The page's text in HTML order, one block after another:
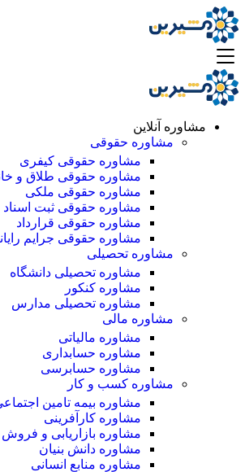
مشاوره آنلاین
مشاوره حقوقی
مشاوره حقوقی کیفری
مشاوره حقوقی طلاق و
مشاوره حقوقی ملکی
مشاوره حقوقی ثبت اسناد
مشاوره حقوقی قرارداد
مشاوره حقوقی جرایم
مشاوره تحصیلی
مشاوره تحصیلی دانشگاه
مشاوره کنکور
مشاوره تحصیلی مدارس
مشاوره مالی
مشاوره مالیاتی
مشاوره حسابداری
مشاوره حسابرسی
مشاوره کسب و کار
مشاوره بیمه تامین
مشاوره کارآفرینی
مشاوره بازاریابی و فروش
مشاوره دانش بنیان
مشاوره منابع انسانی